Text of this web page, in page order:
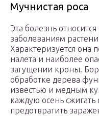
Мучнистая роса
Эта болезнь
заболеваниям
Характеризуется она
налета и наиболее
загущении кроны.
обработке дерева
известью и медным
каждую осень
предотвратить